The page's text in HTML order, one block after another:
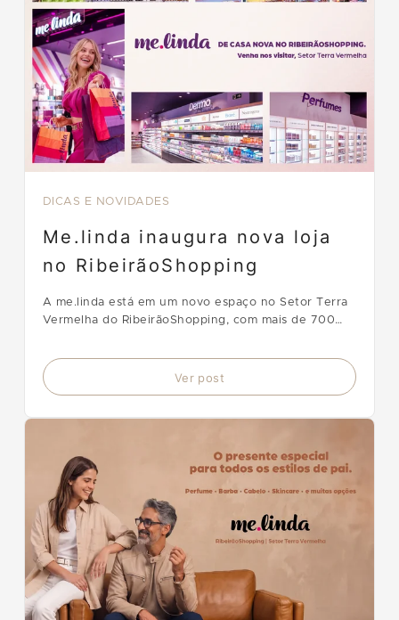
DICAS E NOVIDADES
Me.linda inaugura nova loja
no RibeirãoShopping
A me.linda está em um novo espaço no Setor Terra
Vermelha do RibeirãoShopping, com mais de 700
experiências de beleza.
Ver post